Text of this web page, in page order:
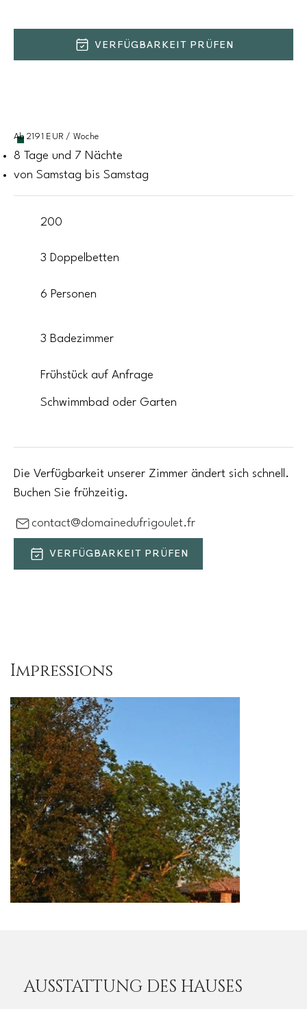
VERFÜGBARKEIT PRÜFEN
Ab 2191 EUR / Woche
8 Tage und 7 Nächte
von Samstag bis Samstag
200
3 Doppelbetten
6 Personen
3 Badezimmer
Frühstück auf Anfrage
Schwimmbad oder Garten
Die Verfügbarkeit unserer Zimmer ändert sich schnell.
Buchen Sie frühzeitig.
contact@domainedufrigoulet.fr
VERFÜGBARKEIT PRÜFEN
Impressions
AUSSTATTUNG DES HAUSES